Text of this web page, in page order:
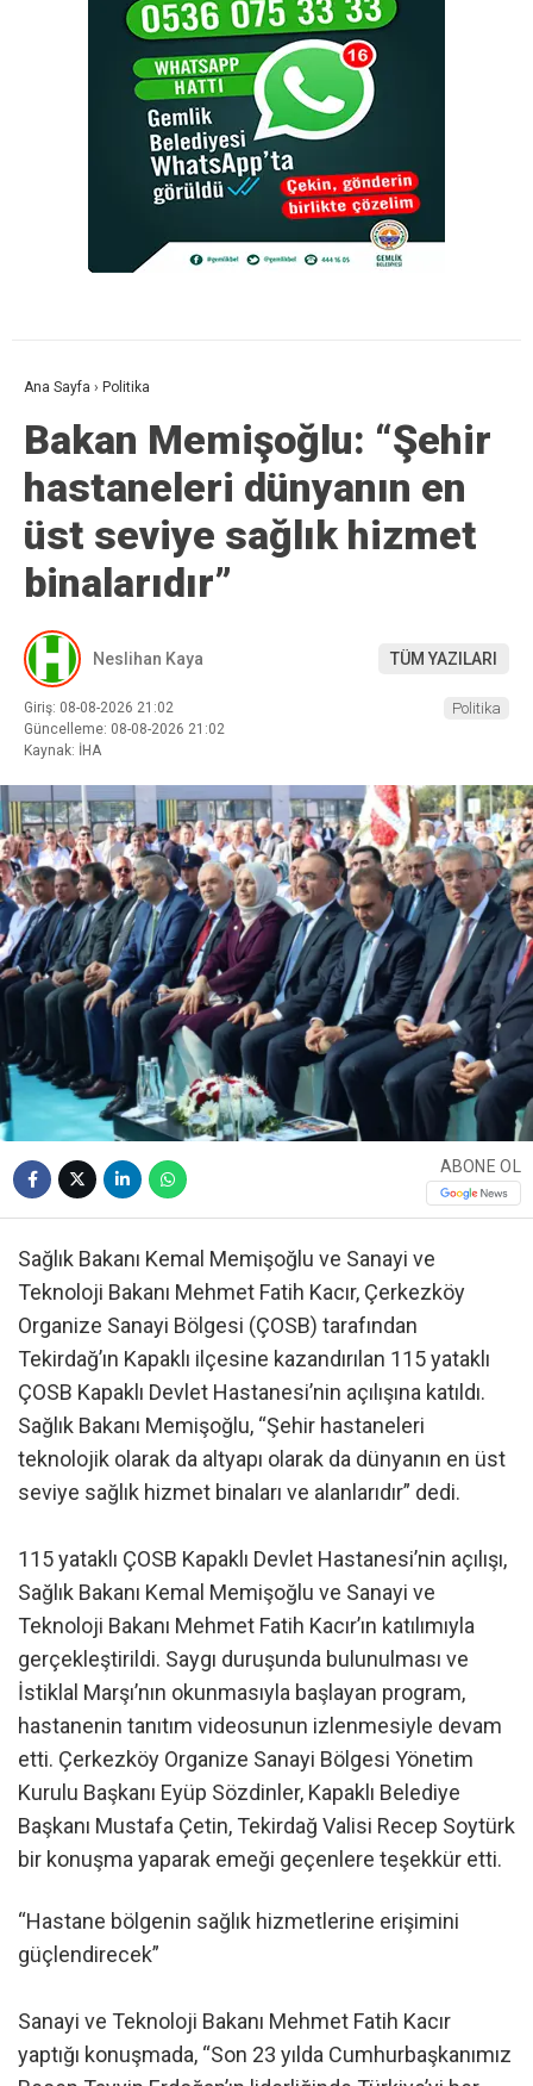
Ana Sayfa › Politika
Bakan Memişoğlu: “Şehir
hastaneleri dünyanın en
üst seviye sağlık hizmet
binalarıdır”
Neslihan Kaya TÜM YAZILARI
Giriş: 08-08-2026 21:02
Güncelleme: 08-08-2026 21:02
Kaynak: İHA
Politika
ABONE OL
Sağlık Bakanı Kemal Memişoğlu ve Sanayi ve
Teknoloji Bakanı Mehmet Fatih Kacır, Çerkezköy
Organize Sanayi Bölgesi (ÇOSB) tarafından
Tekirdağ’ın Kapaklı ilçesine kazandırılan 115 yataklı
ÇOSB Kapaklı Devlet Hastanesi’nin açılışına katıldı.
Sağlık Bakanı Memişoğlu, “Şehir hastaneleri
teknolojik olarak da altyapı olarak da dünyanın en üst
seviye sağlık hizmet binaları ve alanlarıdır” dedi.
115 yataklı ÇOSB Kapaklı Devlet Hastanesi’nin açılışı,
Sağlık Bakanı Kemal Memişoğlu ve Sanayi ve
Teknoloji Bakanı Mehmet Fatih Kacır’ın katılımıyla
gerçekleştirildi. Saygı duruşunda bulunulması ve
İstiklal Marşı’nın okunmasıyla başlayan program,
hastanenin tanıtım videosunun izlenmesiyle devam
etti. Çerkezköy Organize Sanayi Bölgesi Yönetim
Kurulu Başkanı Eyüp Sözdinler, Kapaklı Belediye
Başkanı Mustafa Çetin, Tekirdağ Valisi Recep Soytürk
bir konuşma yaparak emeği geçenlere teşekkür etti.
“Hastane bölgenin sağlık hizmetlerine erişimini
güçlendirecek”
Sanayi ve Teknoloji Bakanı Mehmet Fatih Kacır
yaptığı konuşmada, “Son 23 yılda Cumhurbaşkanımız